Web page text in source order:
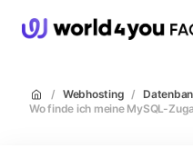
/ Webhosting /
Wo finde ich meine MySQL-